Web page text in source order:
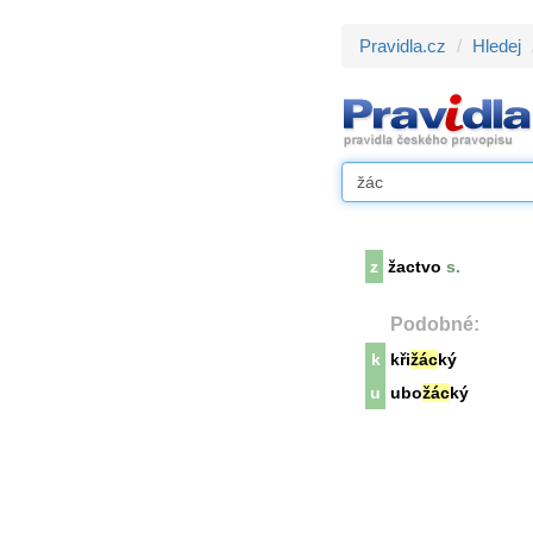
Pravidla.cz Hledej
z žactvo s.
Podobné:
k křižácký
u ubožácký